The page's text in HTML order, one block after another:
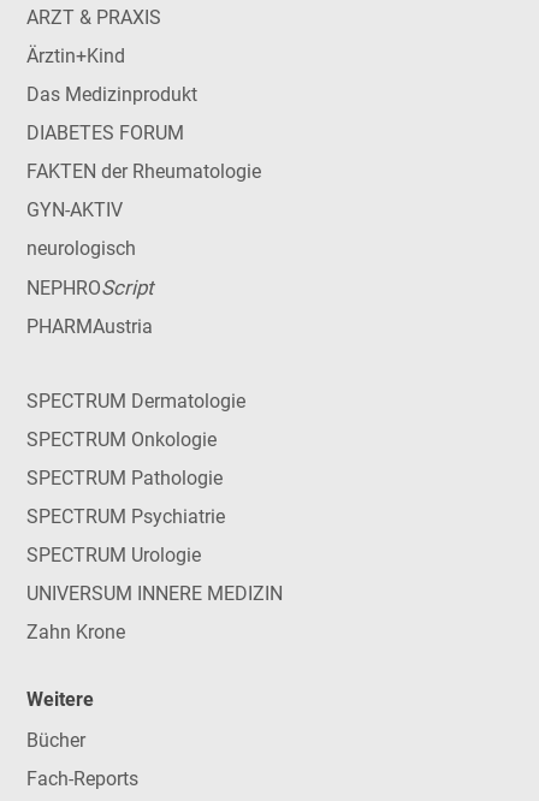
ARZT & PRAXIS
Ärztin+Kind
Das Medizinprodukt
DIABETES FORUM
FAKTEN der Rheumatologie
GYN-AKTIV
neurologisch
NEPHROScript
PHARMAustria
SPECTRUM Dermatologie
SPECTRUM Onkologie
SPECTRUM Pathologie
SPECTRUM Psychiatrie
SPECTRUM Urologie
UNIVERSUM INNERE MEDIZIN
Zahn Krone
Weitere
Bücher
Fach-Reports